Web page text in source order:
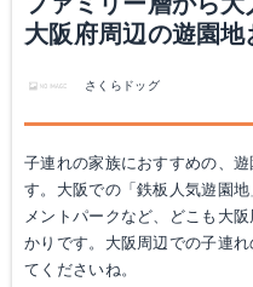
大阪府周辺の遊園地
さくらドッグ
子連れの家族におすすめの、
す。大阪での「鉄板人気遊園
メントパークなど、どこも大
かりです。大阪周辺での子連
てくださいね。